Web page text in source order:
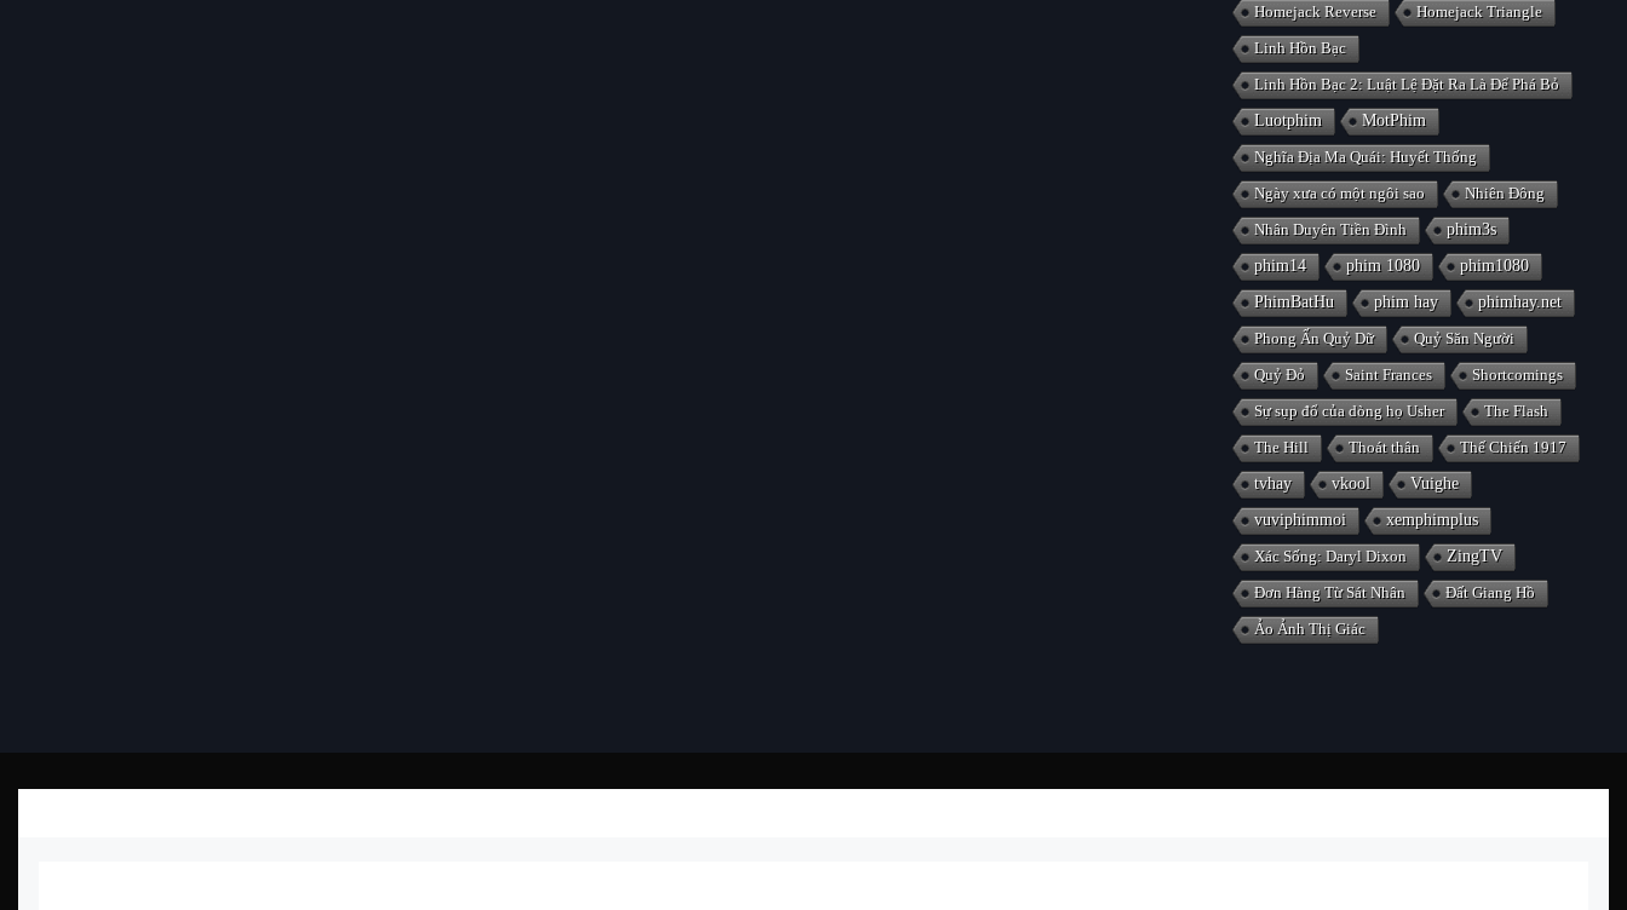
Homejack Reverse
Homejack Triangle
Linh Hồn Bạc
Linh Hồn Bạc 2: Luật Lệ Đặt Ra Là Để Phá Bỏ
Luotphim
MotPhim
Nghĩa Địa Ma Quái: Huyết Thống
Ngày xưa có một ngôi sao
Nhiên Đông
Nhân Duyên Tiền Đình
phim3s
phim14
phim 1080
phim1080
PhimBatHu
phim hay
phimhay.net
Phong Ấn Quỷ Dữ
Quỷ Săn Người
Quỷ Đỏ
Saint Frances
Shortcomings
Sự sụp đổ của dòng họ Usher
The Flash
The Hill
Thoát thân
Thế Chiến 1917
tvhay
vkool
Vuighe
vuviphimmoi
xemphimplus
Xác Sống: Daryl Dixon
ZingTV
Đơn Hàng Từ Sát Nhân
Đất Giang Hồ
Ảo Ảnh Thị Giác